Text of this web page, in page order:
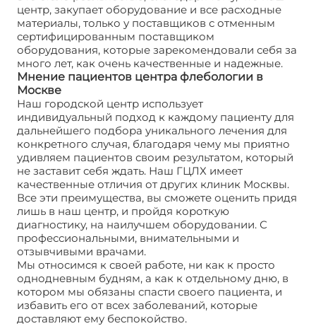
центр, закупает оборудование и все расходные
материалы, только у поставщиков с отменным
сертифицированным поставщиком
оборудования, которые зарекомендовали себя за
много лет, как очень качественные и надежные.
Мнение пациентов центра флебологии в
Москве
Наш городской центр использует
индивидуальный подход к каждому пациенту для
дальнейшего подбора уникального лечения для
конкретного случая, благодаря чему мы приятно
удивляем пациентов своим результатом, который
не заставит себя ждать. Наш ГЦЛХ имеет
качественные отличия от других клиник Москвы.
Все эти преимущества, вы сможете оценить придя
лишь в наш центр, и пройдя короткую
диагностику, на наилучшем оборудовании. С
профессиональными, внимательными и
отзывчивыми врачами.
Мы относимся к своей работе, ни как к просто
однодневным будням, а как к отдельному дню, в
котором мы обязаны спасти своего пациента, и
избавить его от всех заболеваний, которые
доставляют ему беспокойство.